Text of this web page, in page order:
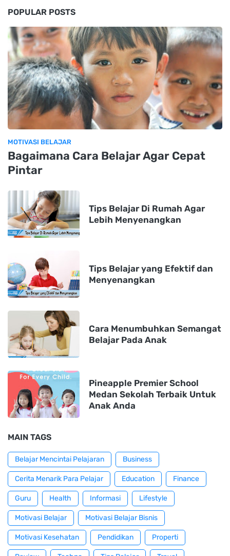
POPULAR POSTS
MOTIVASI BELAJAR
Bagaimana Cara Belajar Agar Cepat
Pintar
Tips Belajar Di Rumah Agar
Lebih Menyenangkan
Tips Belajar yang Efektif dan
Menyenangkan
Cara Menumbuhkan Semangat
Belajar Pada Anak
Pineapple Premier School
Medan Sekolah Terbaik Untuk
Anak Anda
MAIN TAGS
Belajar Mencintai Pelajaran Business
Cerita Menarik Para Pelajar Education Finance
Guru Health Informasi Lifestyle
Motivasi Belajar Motivasi Belajar Bisnis
Motivasi Kesehatan Pendidikan Properti